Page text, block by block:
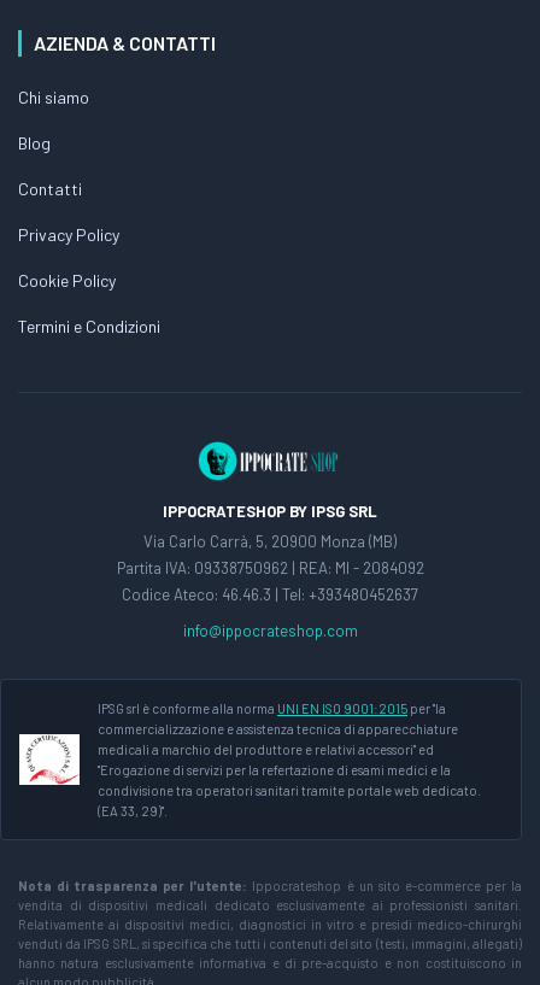
AZIENDA & CONTATTI
Chi siamo
Blog
Contatti
Privacy Policy
Cookie Policy
Termini e Condizioni
IPPOCRATESHOP BY IPSG SRL
Via Carlo Carrà, 5, 20900 Monza (MB)
Partita IVA: 09338750962 | REA: MI - 2084092
Codice Ateco: 46.46.3 | Tel: +393480452637
info@ippocrateshop.com
IPSG srl è conforme alla norma UNI EN ISO 9001:2015 per "la
commercializzazione e assistenza tecnica di apparecchiature
medicali a marchio del produttore e relativi accessori" ed
"Erogazione di servizi per la refertazione di esami medici e la
condivisione tra operatori sanitari tramite portale web dedicato.
(EA 33, 29)".
Nota di trasparenza per l'utente: Ippocrateshop è un sito e-commerce per la
vendita di dispositivi medicali dedicato esclusivamente ai professionisti sanitari.
Relativamente ai dispositivi medici, diagnostici in vitro e presidi medico-chirurghi
venduti da IPSG SRL, si specifica che tutti i contenuti del sito (testi, immagini, allegati)
hanno natura esclusivamente informativa e di pre-acquisto e non costituiscono in